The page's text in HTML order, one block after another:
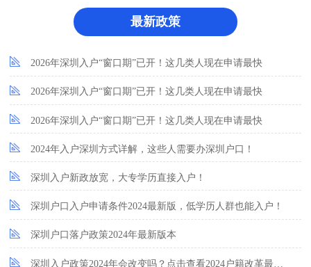
最新政策
2026年深圳入户“窗口期”已开！这几类人现在申请最快
2026年深圳入户“窗口期”已开！这几类人现在申请最快
2026年深圳入户“窗口期”已开！这几类人现在申请最快
2024年入户深圳方式详解，这些人需要办深圳户口！
深圳入户新政放宽，大专学历直接入户！
深圳户口入户申请条件2024最新版，低学历人群也能入户！
深圳户口落户政策2024年最新版本